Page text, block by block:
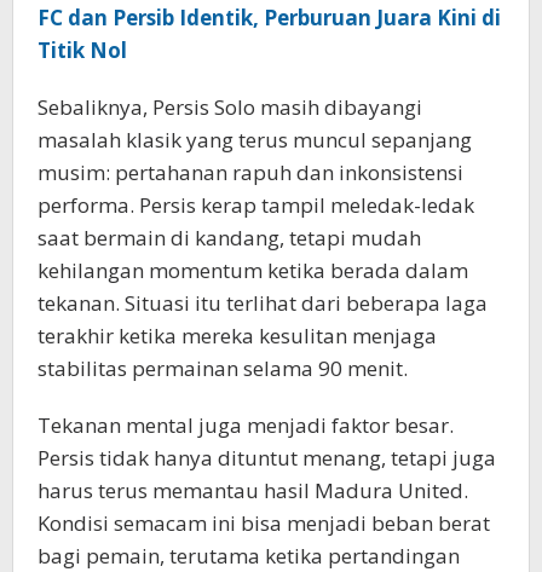
FC dan Persib Identik, Perburuan Juara Kini di
Titik Nol
Sebaliknya, Persis Solo masih dibayangi
masalah klasik yang terus muncul sepanjang
musim: pertahanan rapuh dan inkonsistensi
performa. Persis kerap tampil meledak-ledak
saat bermain di kandang, tetapi mudah
kehilangan momentum ketika berada dalam
tekanan. Situasi itu terlihat dari beberapa laga
terakhir ketika mereka kesulitan menjaga
stabilitas permainan selama 90 menit.
Tekanan mental juga menjadi faktor besar.
Persis tidak hanya dituntut menang, tetapi juga
harus terus memantau hasil Madura United.
Kondisi semacam ini bisa menjadi beban berat
bagi pemain, terutama ketika pertandingan